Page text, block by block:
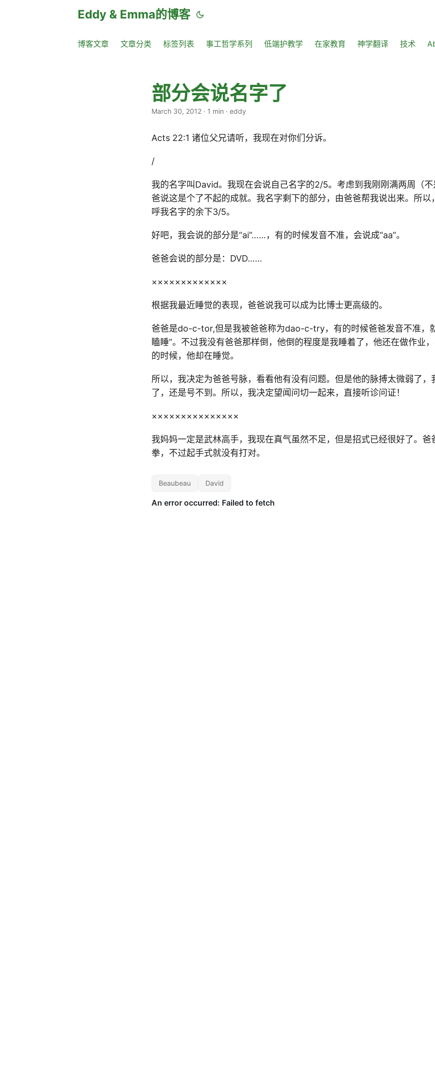
Eddy & Emma的博客
博客文章 文章分类 标签列表 事工哲学系列 低端护教学 在家教育 神学翻译 技术
部分会说名字了
March 30, 2012 · 1 min · eddy
Acts 22:1 诸位父兄请听，我现在对你们分诉。
/
我的名字叫David。我现在会说自己名字的2/5。考虑到我刚刚满两周（
爸说这是个了不起的成就。我名字剩下的部分，由爸爸帮我说出来。所以
呼我名字的余下3/5。
好吧，我会说的部分是“ai”……，有的时候发音不准，会说成“aa”。
爸爸会说的部分是：DVD……
×××××××××××××
根据我最近睡觉的表现，爸爸说我可以成为比博士更高级的。
爸爸是do-c-tor,但是我被爸爸称为dao-c-try，有的时候爸爸发音不准，
瞌睡”。不过我没有爸爸那样倒，他倒的程度是我睡着了，他还在做作业
的时候，他却在睡觉。
所以，我决定为爸爸号脉，看看他有没有问题。但是他的脉搏太微弱了，
了，还是号不到。所以，我决定望闻问切一起来，直接听诊问证！
×××××××××××××××
我妈妈一定是武林高手，我现在真气虽然不足，但是招式已经很好了。爸
拳，不过起手式就没有打对。
Beaubeau David